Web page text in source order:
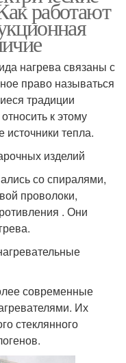
работают
нагрева связаны с
право называться
традиции
к этому
источники тепла.
изделий
со спиралями,
проволоки,
. Они
современные
Их
стеклянного